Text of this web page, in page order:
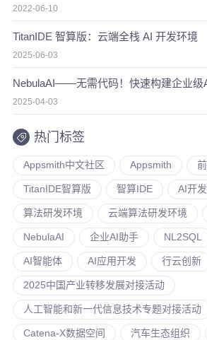
2022-06-10
TitanIDE 智算版：云端全栈 AI 开发环境
2025-06-03
NebulaAI——无需代码！快速构建企业级
2025-04-03
热门标签
Appsmith中文社区 Appsmith
TitanIDE智算版 智算IDE AI开
算法研发环境 云端算法研发环境
NebulaAI 企业AI助手 NL2SQL
AI智能体 AI应用开发 行云创新
2025中国产业转移发展对接活动
人工智能和新一代信息技术专题对接活动
Catena-X数据空间 汽车生态组织